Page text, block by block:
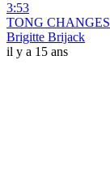
3:53
TONG CHANGES
Brigitte Brijack
il y a 15 ans